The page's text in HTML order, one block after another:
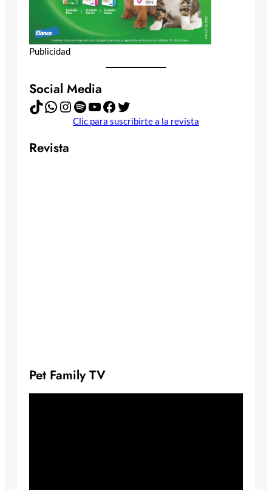
Publicidad
Social Media
TikTok WhatsApp Instagram Spotify YouTube Facebook Twitter
Clic para suscribirte a la revista
Revista
Pet Family TV